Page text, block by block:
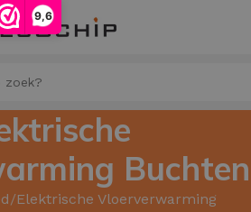
9,6
Buchten
Elektrische Vloerverwarming